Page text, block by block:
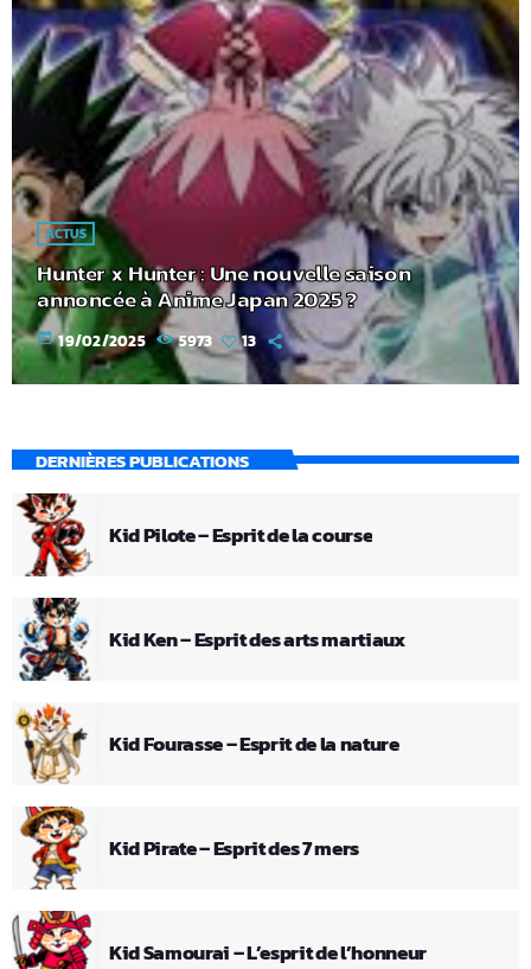
ACTUS
Hunter x Hunter : Une nouvelle saison
annoncée à Anime Japan 2025 ?
today 19/02/2025 5973 13
DERNIÈRES PUBLICATIONS
Kid Pilote – Esprit de la course
Kid Ken – Esprit des arts martiaux
Kid Fourasse – Esprit de la nature
Kid Pirate – Esprit des 7 mers
Kid Samourai – L’esprit de l’honneur